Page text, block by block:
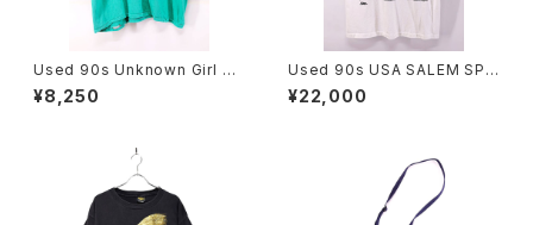
Used 90s Unknown Girl Sc
out Turquoise T-Shirt Size
L 相当 古着
¥8,250
Used 90s USA SALEM SPO
RTS WEAR News Paper Gr
aphic T-Shirt Size L 古着
¥22,000